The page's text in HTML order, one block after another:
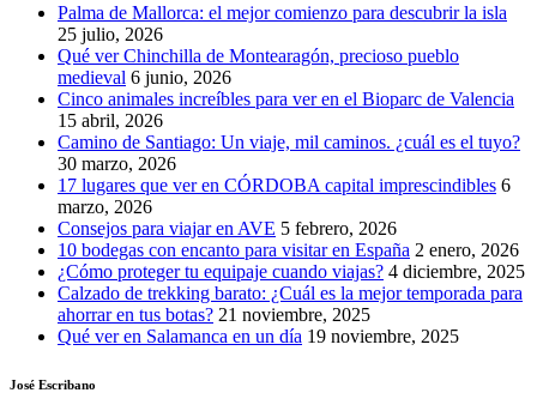
Palma de Mallorca: el mejor comienzo para descubrir la isla
25 julio, 2026
Qué ver Chinchilla de Montearagón, precioso pueblo
medieval 6 junio, 2026
Cinco animales increíbles para ver en el Bioparc de Valencia
15 abril, 2026
Camino de Santiago: Un viaje, mil caminos. ¿cuál es el tuyo?
30 marzo, 2026
17 lugares que ver en CÓRDOBA capital imprescindibles 6
marzo, 2026
Consejos para viajar en AVE 5 febrero, 2026
10 bodegas con encanto para visitar en España 2 enero, 2026
¿Cómo proteger tu equipaje cuando viajas? 4 diciembre, 2025
Calzado de trekking barato: ¿Cuál es la mejor temporada para
ahorrar en tus botas? 21 noviembre, 2025
Qué ver en Salamanca en un día 19 noviembre, 2025
José Escribano